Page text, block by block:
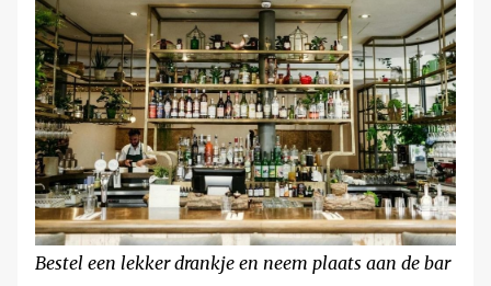
Bestel een lekker drankje en neem plaats aan de bar